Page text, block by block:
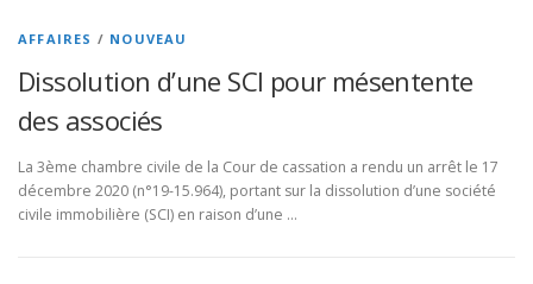
AFFAIRES / NOUVEAU
Dissolution d’une SCI pour mésentente
des associés
La 3ème chambre civile de la Cour de cassation a rendu un arrêt le 17
décembre 2020 (n°19-15.964), portant sur la dissolution d’une société
civile immobilière (SCI) en raison d’une …